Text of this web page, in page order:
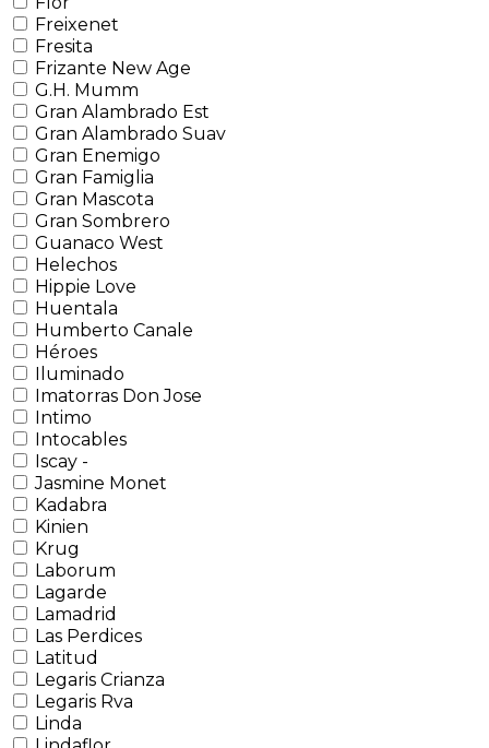
Freixenet
Fresita
Frizante New Age
G.H. Mumm
Gran Alambrado Est
Gran Alambrado Suav
Gran Enemigo
Gran Famiglia
Gran Mascota
Gran Sombrero
Guanaco West
Helechos
Hippie Love
Huentala
Humberto Canale
Héroes
Iluminado
Imatorras Don Jose
Intimo
Intocables
Iscay -
Jasmine Monet
Kadabra
Kinien
Krug
Laborum
Lagarde
Lamadrid
Las Perdices
Latitud
Legaris Crianza
Legaris Rva
Linda